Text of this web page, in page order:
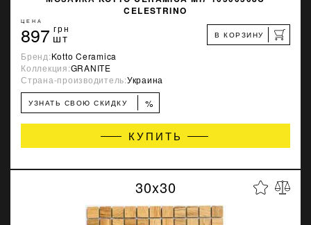
CELESTRINO
ЦЕНА
897 грн
шт В КОРЗИНУ
Бренд:Kotto Ceramica
Коллекция:GRANITE
Страна-производитель:Украина
УЗНАТЬ СВОЮ СКИДКУ %
КУПИТЬ
30x30